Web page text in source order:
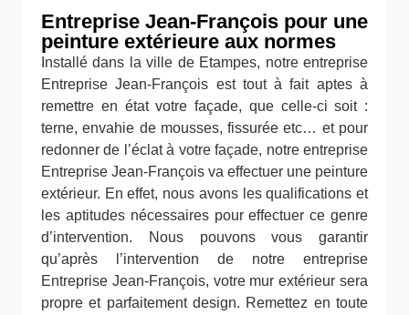
Entreprise Jean-François pour une
peinture extérieure aux normes
Installé dans la ville de Etampes, notre entreprise
Entreprise Jean-François est tout à fait aptes à
remettre en état votre façade, que celle-ci soit :
terne, envahie de mousses, fissurée etc… et pour
redonner de l’éclat à votre façade, notre entreprise
Entreprise Jean-François va effectuer une peinture
extérieur. En effet, nous avons les qualifications et
les aptitudes nécessaires pour effectuer ce genre
d’intervention. Nous pouvons vous garantir
qu’après l’intervention de notre entreprise
Entreprise Jean-François, votre mur extérieur sera
propre et parfaitement design. Remettez en toute